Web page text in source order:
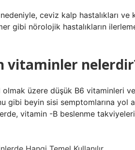
ceviz kalp hastalıkları ve
gibi nörolojik hastalıkların
vitaminler
üzere düşük B6 vitaminleri ve
gibi beyin sisi semptomlarına yol
vitamin -B beslenme